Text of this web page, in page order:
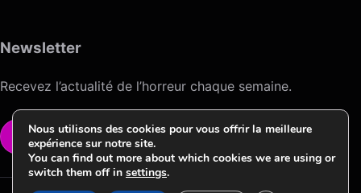
Newsletter
Recevez l’actualité de l’horreur chaque semaine.
VOIR LA NEWSLETTER
Nous utilisons des cookies pour vous offrir la meilleure
expérience sur notre site.
You can find out more about which cookies we are using or
switch them off in settings.